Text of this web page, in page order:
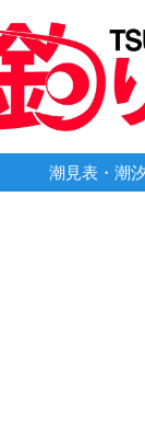
潮見表・潮